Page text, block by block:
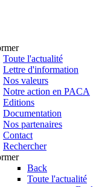
Toute l'actualité
Lettre d'information
Nos valeurs
Notre action en PACA
Editions
Documentation
Nos partenaires
Contact
Rechercher
Back
Toute l'actualité